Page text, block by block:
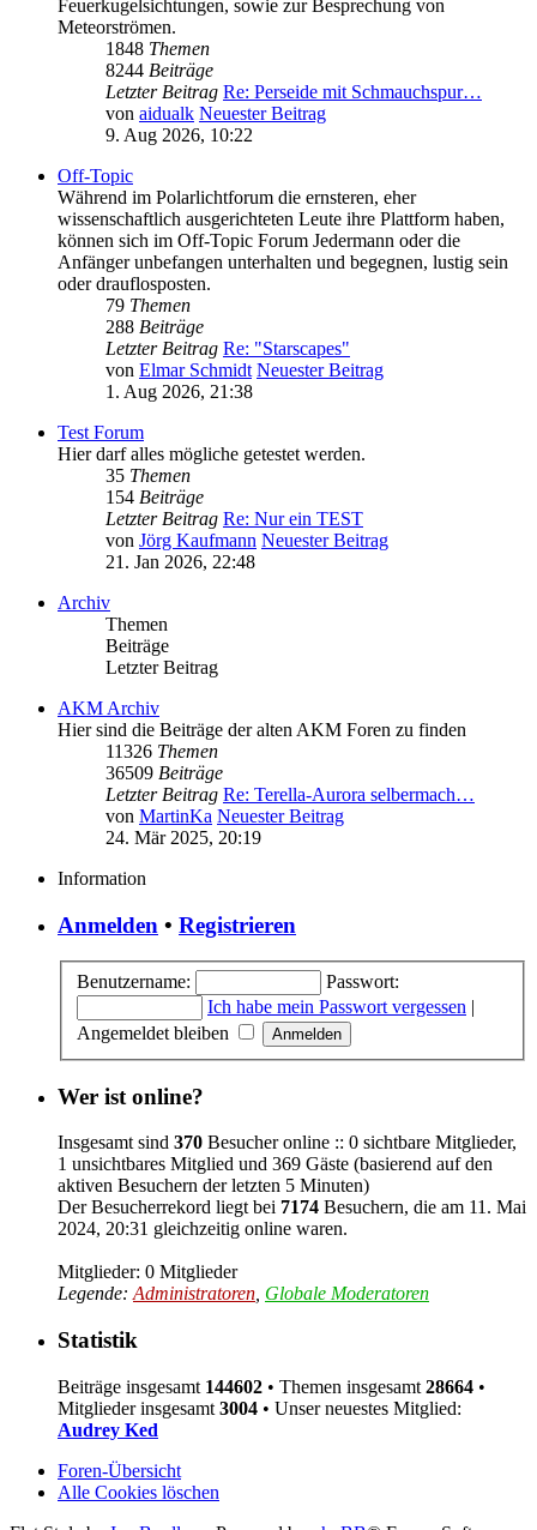
Feuerkugelsichtungen, sowie zur Besprechung von
Meteorströmen.
1848 Themen
8244 Beiträge
Letzter Beitrag Re: Perseide mit Schmauchspur…
von aidualk Neuester Beitrag
9. Aug 2026, 10:22
Off-Topic
Während im Polarlichtforum die ernsteren, eher
wissenschaftlich ausgerichteten Leute ihre Plattform haben,
können sich im Off-Topic Forum Jedermann oder die
Anfänger unbefangen unterhalten und begegnen, lustig sein
oder drauflosposten.
79 Themen
288 Beiträge
Letzter Beitrag Re: "Starscapes"
von Elmar Schmidt Neuester Beitrag
1. Aug 2026, 21:38
Test Forum
Hier darf alles mögliche getestet werden.
35 Themen
154 Beiträge
Letzter Beitrag Re: Nur ein TEST
von Jörg Kaufmann Neuester Beitrag
21. Jan 2026, 22:48
Archiv
Themen
Beiträge
Letzter Beitrag
AKM Archiv
Hier sind die Beiträge der alten AKM Foren zu finden
11326 Themen
36509 Beiträge
Letzter Beitrag Re: Terella-Aurora selbermach…
von MartinKa Neuester Beitrag
24. Mär 2025, 20:19
Information
Anmelden • Registrieren
Benutzername:
Passwort:
Ich habe mein Passwort vergessen |
Angemeldet bleiben
Wer ist online?
Insgesamt sind 370 Besucher online :: 0 sichtbare Mitglieder,
1 unsichtbares Mitglied und 369 Gäste (basierend auf den
aktiven Besuchern der letzten 5 Minuten)
Der Besucherrekord liegt bei 7174 Besuchern, die am 11. Mai
2024, 20:31 gleichzeitig online waren.
Mitglieder: 0 Mitglieder
Legende: Administratoren Globale Moderatoren
Statistik
Beiträge insgesamt 144602 • Themen insgesamt 28664 •
Mitglieder insgesamt 3004 • Unser neuestes Mitglied:
Audrey Ked
Foren-Übersicht
Alle Cookies löschen